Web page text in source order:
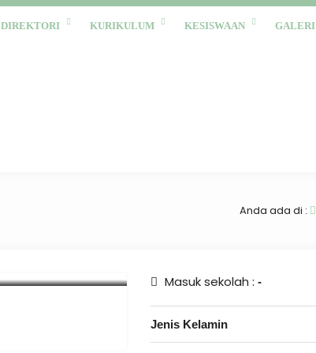
DIREKTORI KURIKULUM KESISWAAN GALERI
Anda ada di :
Masuk sekolah : -
Jenis Kelamin